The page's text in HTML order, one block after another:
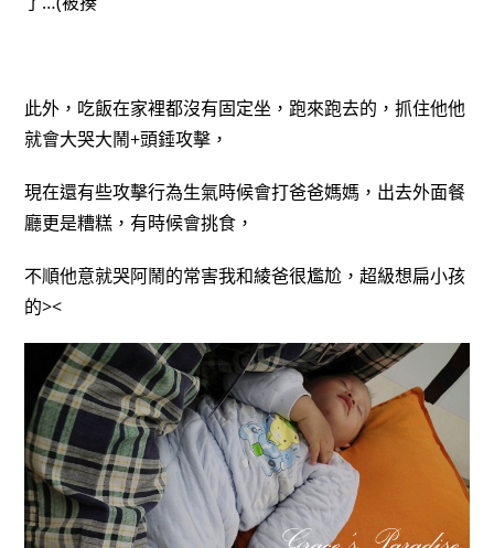
此外，吃飯在家裡都沒有固定坐，跑來跑去的，抓住他他
就會大哭大鬧+頭錘攻擊，
現在還有些攻擊行為生氣時候會打爸爸媽媽，出去外面餐
廳更是糟糕，有時候會挑食，
不順他意就哭阿鬧的常害我和綾爸很尷尬，超級想扁小孩
的><